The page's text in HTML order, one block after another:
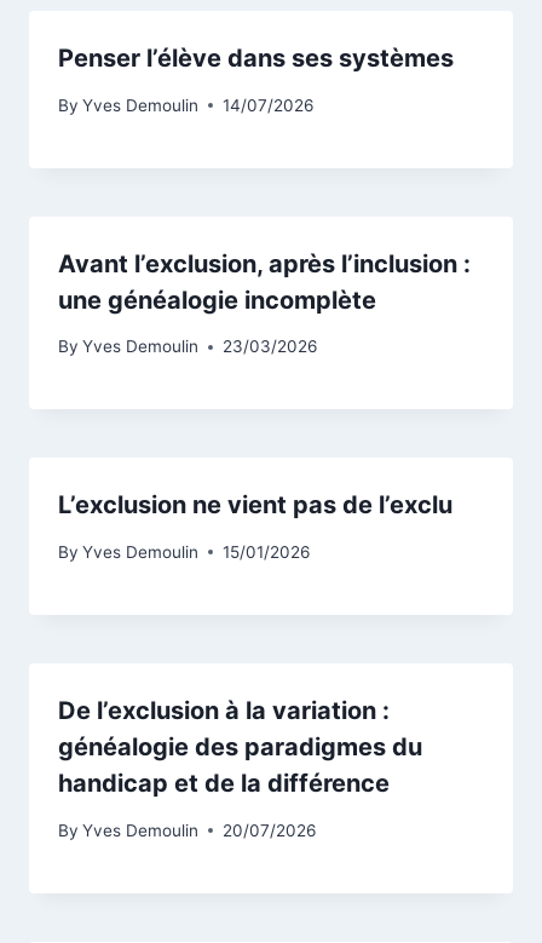
Penser l’élève dans ses systèmes
By Yves Demoulin 14/07/2026
Avant l’exclusion, après l’inclusion :
une généalogie incomplète
By Yves Demoulin 23/03/2026
L’exclusion ne vient pas de l’exclu
By Yves Demoulin 15/01/2026
De l’exclusion à la variation :
généalogie des paradigmes du
handicap et de la différence
By Yves Demoulin 20/07/2026